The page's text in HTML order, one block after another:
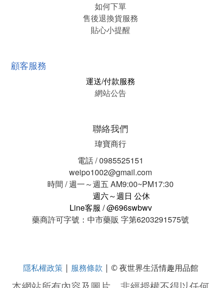
如何下單
售後退換貨服務
貼心小提醒
顧客服務
運送/付款服務
網站公告
聯絡我們
瑋寶商行
電話 / 0985525151
weipo1002@gmail.com
時間 / 週一～週五 AM9:00~PM17:30
週六～週日 公休
Line客服 / @696swbwv
藥商許可字號：中市藥販 字第6203291575號
隱私權政策| 服務條款 | © 夜世界生活情趣用品館